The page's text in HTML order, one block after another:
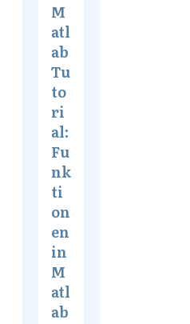
M
atl
ab
Tu
to
ri
al:
Fu
nk
ti
on
en
in
M
atl
ab